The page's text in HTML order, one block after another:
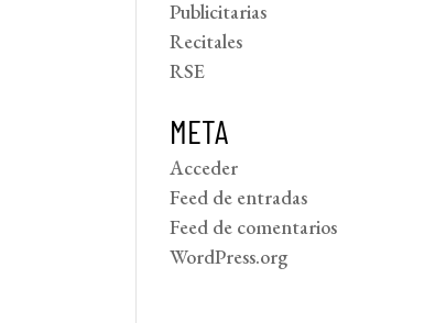
Publicitarias
Recitales
RSE
META
Acceder
Feed de entradas
Feed de comentarios
WordPress.org